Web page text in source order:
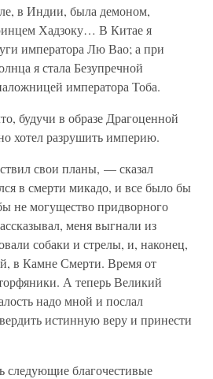
в Индии, была демоном,
Хадзоку… В Китае я
императора Лю Вао; а при
я стала Безупречной
императора Тоба.
будучи в образе Драгоценной
хотел разрушить империю.
свои планы, — сказал
в смерти микадо, и все было бы
не могущество придворного
меня выгнали из
собаки и стрелы, и, наконец,
в Камне Смерти. Время от
А теперь Великий
надо мной и послал
истинную веру и принести
следующие благочестивые